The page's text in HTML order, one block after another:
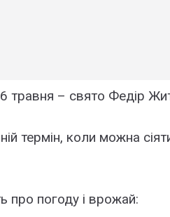
травня – свято Федір
термін, коли можна
про погоду і врожай: